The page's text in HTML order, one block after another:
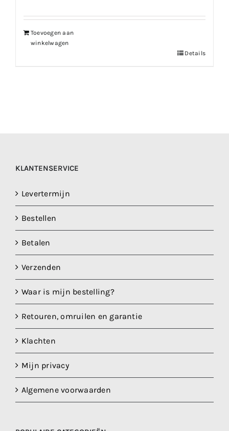
Toevoegen aan
winkelwagen
Details
KLANTENSERVICE
Levertermijn
Bestellen
Betalen
Verzenden
Waar is mijn bestelling?
Retouren, omruilen en garantie
Klachten
Mijn privacy
Algemene voorwaarden